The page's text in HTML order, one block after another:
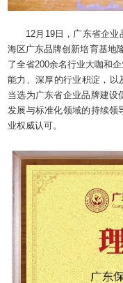
12月19日，广东省企
海区广东品牌创新培育基地
了全省200余名行业大咖和
能力、深厚的行业积淀，以
当选为广东省企业品牌建
发展与标准化领域的持续领
业权威认可。